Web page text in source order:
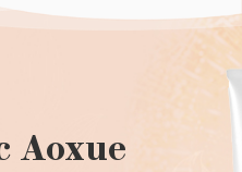
Aoxue